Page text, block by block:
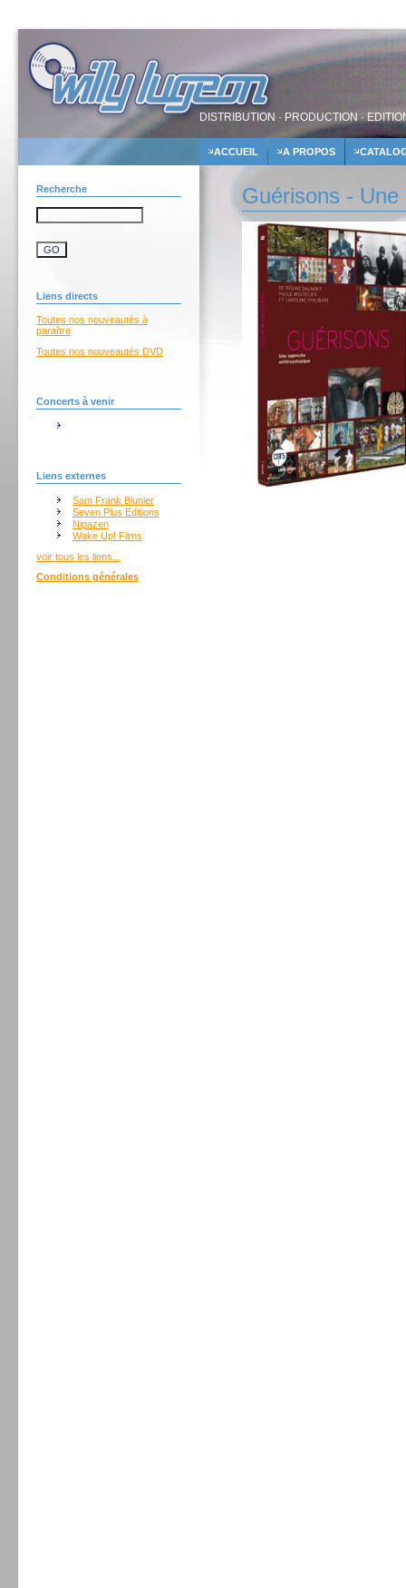
DISTRIBUTION · PRODUCTION ·
ACCUEIL A PROPOS
Recherche
Liens directs
Toutes nos nouveautés à
paraître
Toutes nos nouveautés DVD
Concerts à venir
Liens externes
Sam Frank Blunier
Seven Plus Editions
Nipazen
Wake Up! Films
voir tous les liens...
Conditions générales
Guérisons -